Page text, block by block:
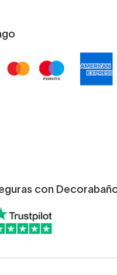
con